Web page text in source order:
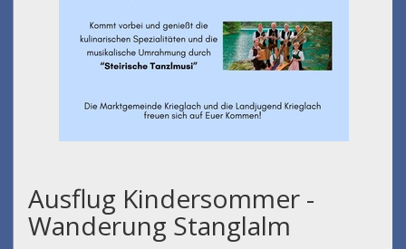
Ausflug Kindersommer -
Wanderung Stanglalm